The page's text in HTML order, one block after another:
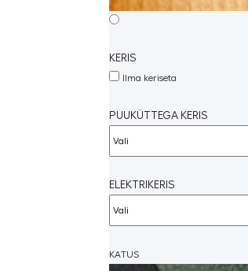
KERIS
Ilma keriseta
PUUKÜTTEGA KERIS
ELEKTRIKERIS
KATUS